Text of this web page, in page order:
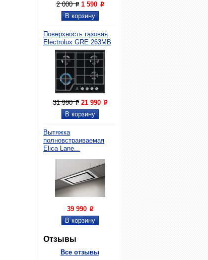
2 000P 1 590 P
Поверхность газовая
Electrolux GRE 263MB
31 990P 21 990 P
Вытяжка
полновстраиваемая
Elica Lane...
39 990 P
Отзывы
Все отзывы